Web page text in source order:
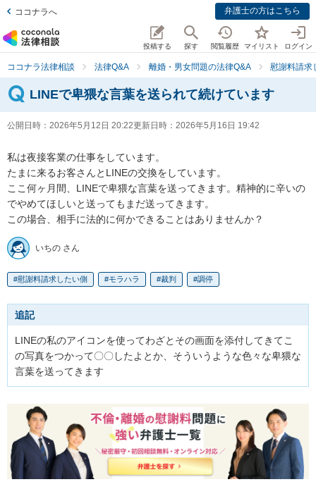
ココナラへ 弁護士の方はこちら
投稿する 探す 閲覧履歴 マイリスト ログイン
ココナラ法律相談 法律Q&A 離婚・男女問題の法律Q&A 慰謝料請求
LINEで卑猥な言葉を送られて続けています
公開日時： 2026年5月12日 20:22更新日時： 2026年5月16日 19:42
私は夜接客業の仕事をしています。
たまに来るお客さんとLINEの交換をしています。
ここ何ヶ月間、LINEで卑猥な言葉を送ってきます。精神的に辛いの
でやめてほしいと送ってもまだ送ってきます。
この場合、相手に法的に何かできることはありませんか？
いちの さん
慰謝料請求したい側 モラハラ 裁判 調停
追記
LINEの私のアイコンを使ってわざとその画面を添付してきてこ
の写真をつかって〇〇したよとか、そういうような色々な卑猥な
言葉を送ってきます